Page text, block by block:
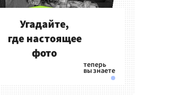
Угадайте,
где настоящее
фото